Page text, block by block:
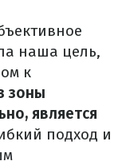
наша цель,
к
зоны
является
подход и